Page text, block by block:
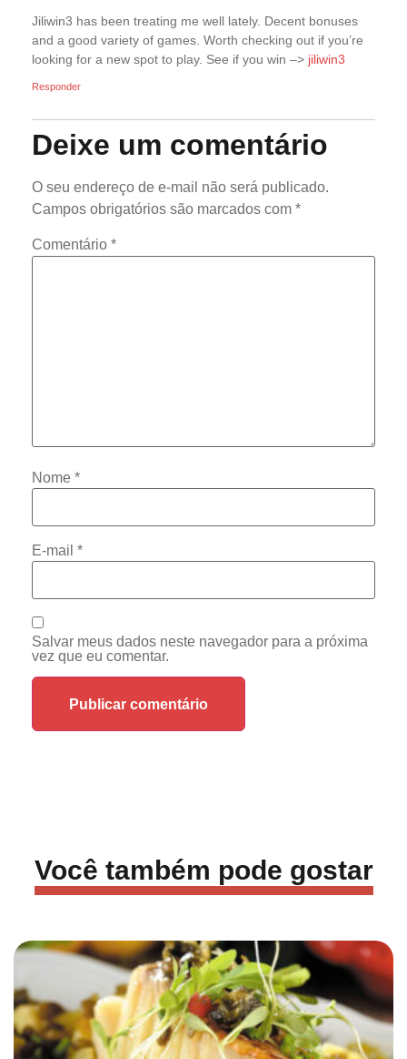
Jiliwin3 has been treating me well lately. Decent bonuses
and a good variety of games. Worth checking out if you’re
looking for a new spot to play. See if you win –> jiliwin3
Responder
Deixe um comentário
O seu endereço de e-mail não será publicado.
Campos obrigatórios são marcados com *
Comentário *
Nome *
E-mail *
Salvar meus dados neste navegador para a próxima
vez que eu comentar.
Você também pode gostar